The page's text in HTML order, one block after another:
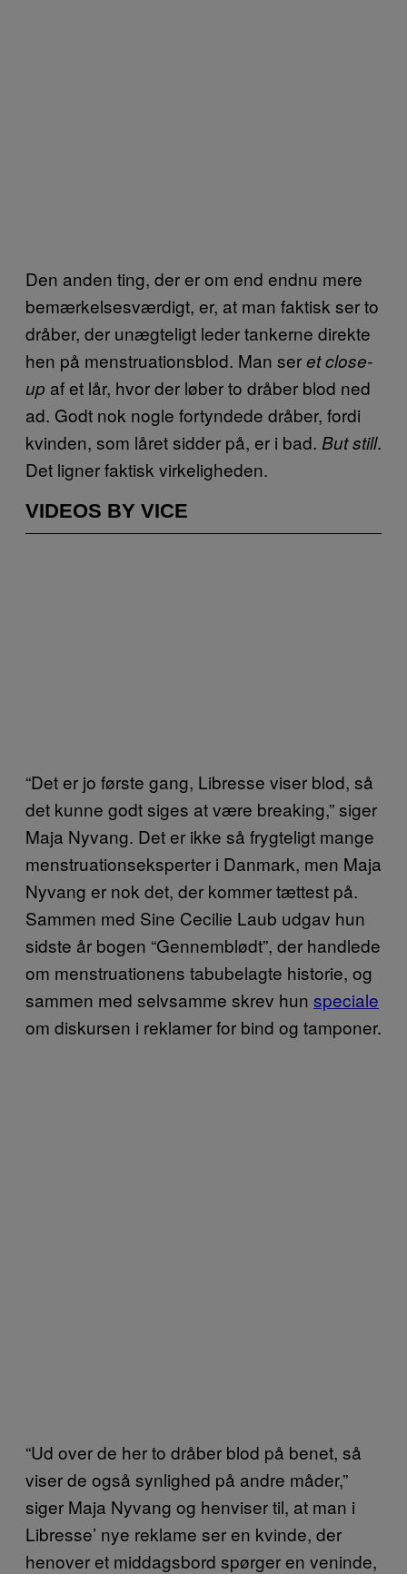
Den anden ting, der er om end endnu mere
bemærkelsesværdigt, er, at man faktisk ser to
dråber, der unægteligt leder tankerne direkte
hen på menstruationsblod. Man seret close-
up af et lår, hvor der løber to dråber blod ned
ad. Godt nok nogle fortyndede dråber, fordi
kvinden, som låret sidder på, er i bad. But still.
Det ligner faktisk virkeligheden.
VIDEOS BY VICE
“Det er jo første gang, Libresse viser blod, så
det kunne godt siges at være breaking,” siger
Maja Nyvang. Det er ikke så frygteligt mange
menstruationseksperter i Danmark, men Maja
Nyvang er nok det, der kommer tættest på.
Sammen med Sine Cecilie Laub udgav hun
sidste år bogen “Gennemblødt”, der handlede
om menstruationens tabubelagte historie, og
sammen med selvsamme skrev hun speciale
om diskursen i reklamer for bind og tamponer.
“Ud over de her to dråber blod på benet, så
viser de også synlighed på andre måder,”
siger Maja Nyvang og henviser til, at man i
Libresse’ nye reklame ser en kvinde, der
henover et middagsbord spørger en veninde,